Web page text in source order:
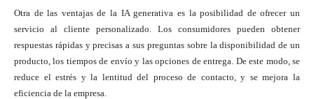
Otra de las ventajas de la IA generativa es la posibilidad de ofrecer un
servicio al cliente personalizado. Los consumidores pueden obtener
respuestas rápidas y precisas a sus preguntas sobre la disponibilidad de un
producto, los tiempos de envío y las opciones de entrega. De este modo, se
reduce el estrés y la lentitud del proceso de contacto, y se mejora la
eficiencia de la empresa.